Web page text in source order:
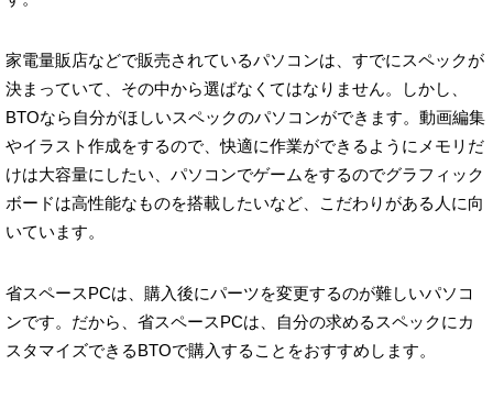
家電量販店などで販売されているパソコンは、すでにスペックが
決まっていて、その中から選ばなくてはなりません。しかし、
BTOなら自分がほしいスペックのパソコンができます。動画編集
やイラスト作成をするので、快適に作業ができるようにメモリだ
けは大容量にしたい、パソコンでゲームをするのでグラフィック
ボードは高性能なものを搭載したいなど、こだわりがある人に向
いています。
省スペースPCは、購入後にパーツを変更するのが難しいパソコ
ンです。だから、省スペースPCは、自分の求めるスペックにカ
スタマイズできるBTOで購入することをおすすめします。